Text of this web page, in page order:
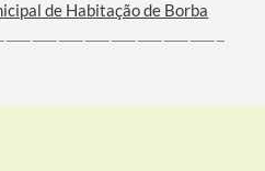
de Habitação de Borba